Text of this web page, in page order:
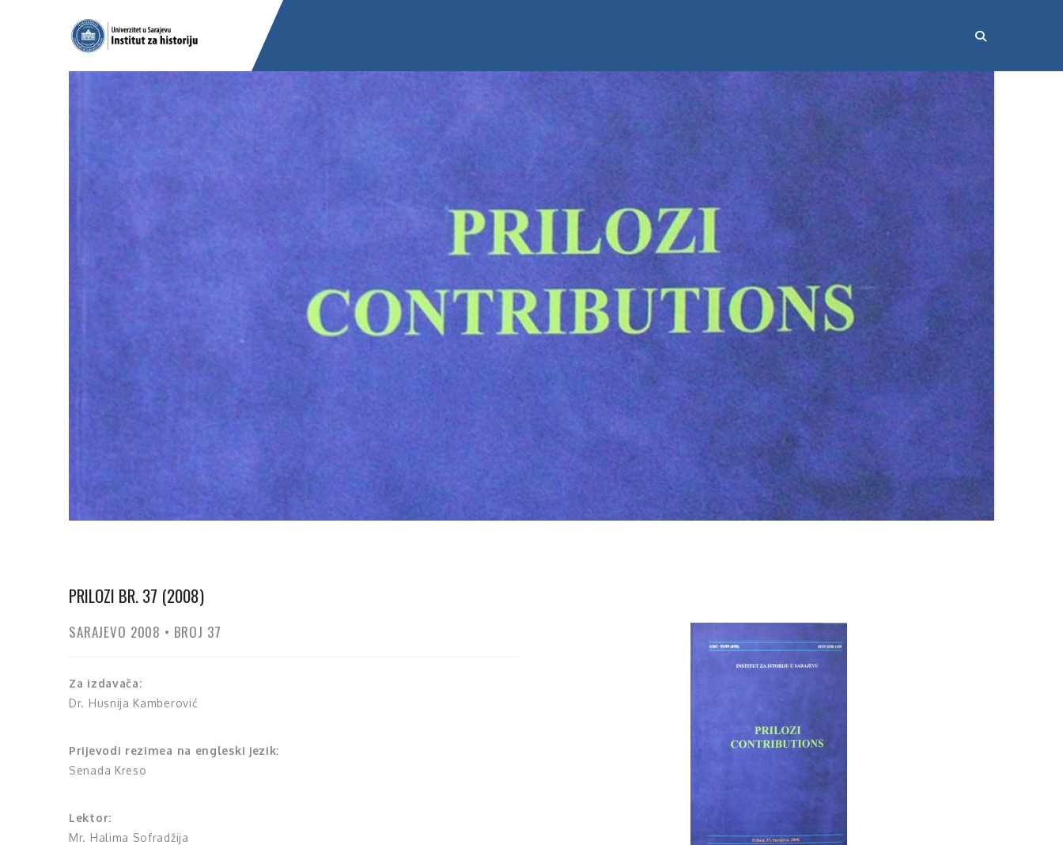
PRILOZI BR. 37 (2008)
SARAJEVO 2008 • BROJ 37
Za izdavača:
Dr. Husnija Kamberović
Prijevodi rezimea na engleski jezik:
Senada Kreso
Lektor:
Mr. Halima Sofradžija